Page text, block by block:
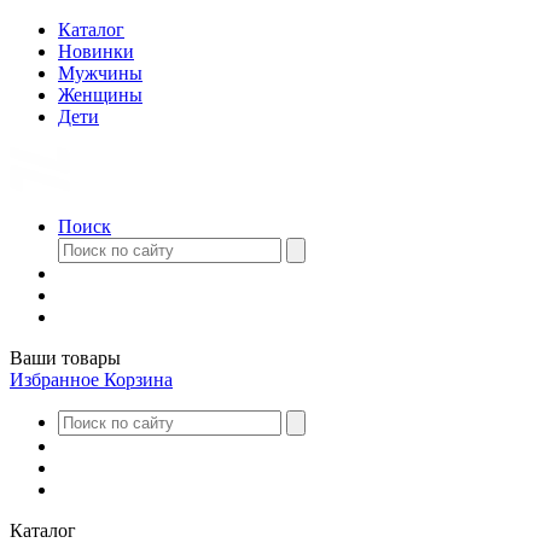
Каталог
Новинки
Мужчины
Женщины
Дети
Поиск
Ваши товары
Избранное Корзина
Каталог